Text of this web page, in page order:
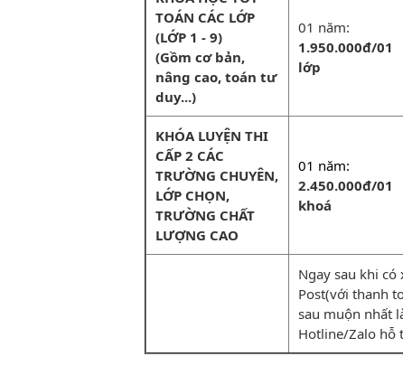
TOÁN CÁC LỚP
(LỚP 1 - 9)
(Gồm cơ bản,
nâng cao, toán tư
duy...)
01 năm:
1.950.000đ/01
lớp
KHÓA LUYỆN THI
CẤP 2 CÁC
TRƯỜNG CHUYÊN,
LỚP CHỌN,
TRƯỜNG CHẤT
LƯỢNG CAO
01 năm:
2.450.000đ/01
khoá
Ngay sau khi
Post(với thanh
sau muộn nhất
Hotline/Zalo hỗ